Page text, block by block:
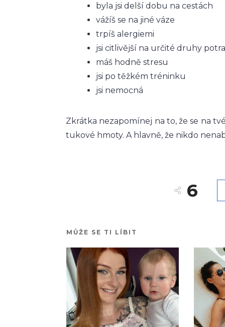
byla jsi delší dobu na cestách
vážíš se na jiné váze
trpíš alergiemi
jsi citlivější na určité druhy
máš hodně stresu
jsi po těžkém tréninku
jsi nemocná
Zkrátka nezapomínej na to, že se na
tukové hmoty. A hlavně, že nikdo
6
MŮŽE SE TI LÍBIT